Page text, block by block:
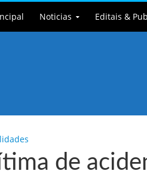
Noticias Editais &
de